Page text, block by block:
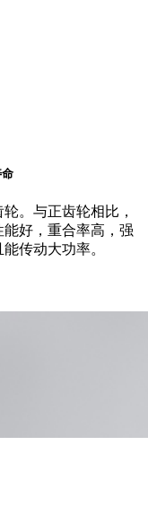
命
。与正齿轮相比，
好，重合率高，强
传动大功率。